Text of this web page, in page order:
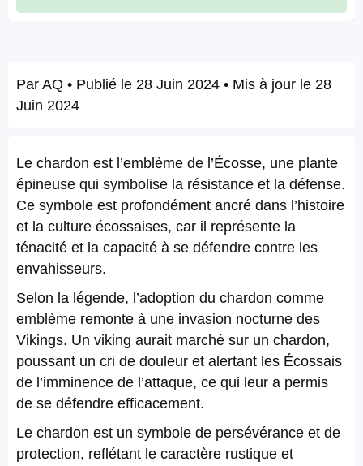
Par AQ • Publié le 28 Juin 2024 • Mis à jour le 28
Juin 2024
Le chardon est l’emblème de l’Écosse, une plante
épineuse qui symbolise la résistance et la défense.
Ce symbole est profondément ancré dans l’histoire
et la culture écossaises, car il représente la
ténacité et la capacité à se défendre contre les
envahisseurs.
Selon la légende, l’adoption du chardon comme
emblème remonte à une invasion nocturne des
Vikings. Un viking aurait marché sur un chardon,
poussant un cri de douleur et alertant les Écossais
de l’imminence de l’attaque, ce qui leur a permis
de se défendre efficacement.
Le chardon est un symbole de persévérance et de
protection, reflétant le caractère rustique et